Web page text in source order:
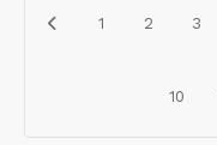
1 2 3
10